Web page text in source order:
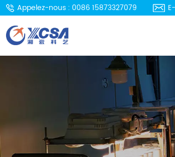
Appelez-nous : 0086 15873327079